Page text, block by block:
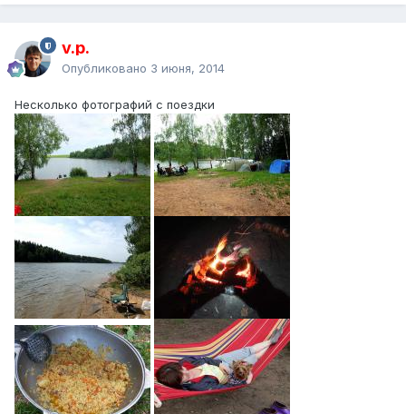
v.p.
Опубликовано 3 июня, 2014
Несколько фотографий с поездки